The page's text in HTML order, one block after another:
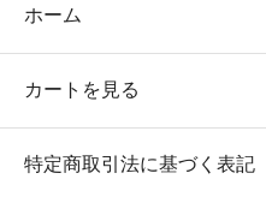
ホーム
カートを見る
特定商取引法に基づく表記